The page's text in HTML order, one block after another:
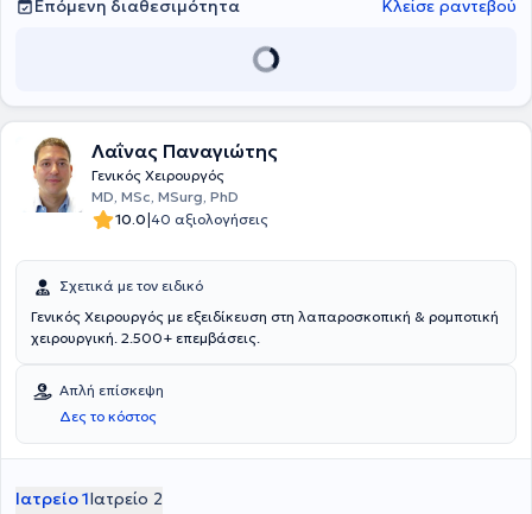
σταθμούς. Στο ιδιωτικό του ιατρείο πραγματοποιούνται και
μικροεπεμβάσεις σε επίπεδο ιατρείου (αφαίρεση κυστών, σπίλων,
Επόμενη διαθεσιμότητα Κλείσε ραντεβού
Λαΐνας Παναγιώτης
Γενικός Χειρουργός
MD, MSc, MSurg, PhD
10.0|40 αξιολογήσεις
Σχετικά με τον ειδικό
Γενικός Χειρουργός με εξειδίκευση στη λαπαροσκοπική & ρομποτική
χειρουργική. 2.500+ επεμβάσεις.
Απλή επίσκεψη
Δες το κόστος
Ιατρείο 1Ιατρείο 2